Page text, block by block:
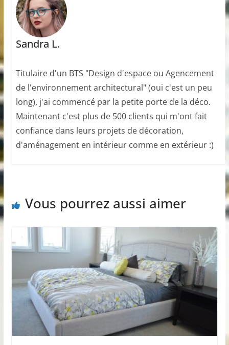
Sandra L.
Titulaire d'un BTS "Design d'espace ou Agencement
de l'environnement architectural" (oui c'est un peu
long), j'ai commencé par la petite porte de la déco.
Maintenant c'est plus de 500 clients qui m'ont fait
confiance dans leurs projets de décoration,
d'aménagement en intérieur comme en extérieur :)
Vous pourrez aussi aimer